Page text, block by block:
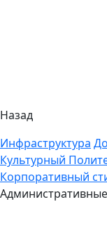
Назад
Инфраструктура
Культурный
Корпоративный